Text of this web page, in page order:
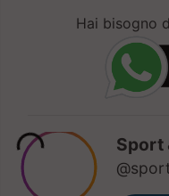
Hai bisogno